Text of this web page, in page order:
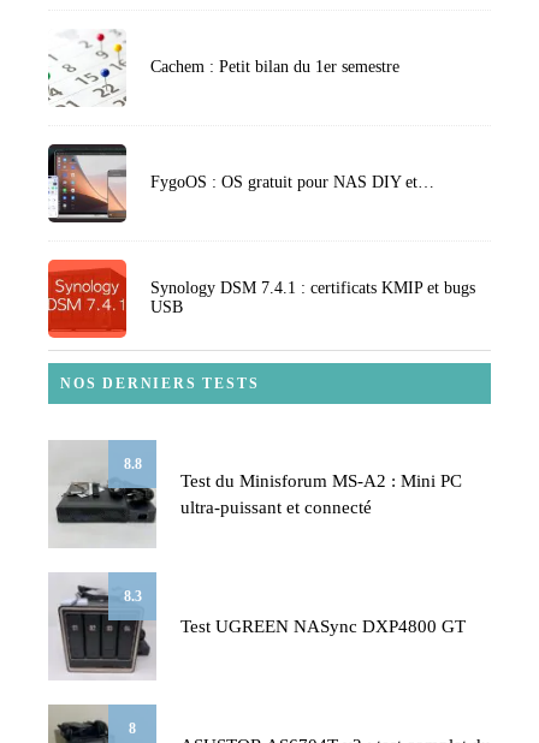
Cachem : Petit bilan du 1er semestre
FygoOS : OS gratuit pour NAS DIY et…
Synology DSM 7.4.1 : certificats KMIP et bugs
USB
NOS DERNIERS TESTS
8.8
Test du Minisforum MS-A2 : Mini PC
ultra-puissant et connecté
8.3
Test UGREEN NASync DXP4800 GT
8